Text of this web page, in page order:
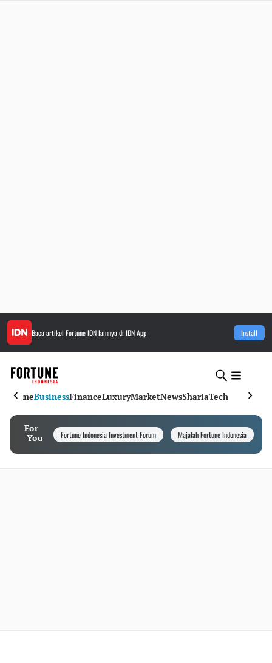
Baca artikel Fortune IDNlainnya di IDN App Install
HomeBusinessFinanceLuxuryMarketNewsShariaTech
For
You
Fortune Indonesia Investment Forum Majalah Fortune Indonesia